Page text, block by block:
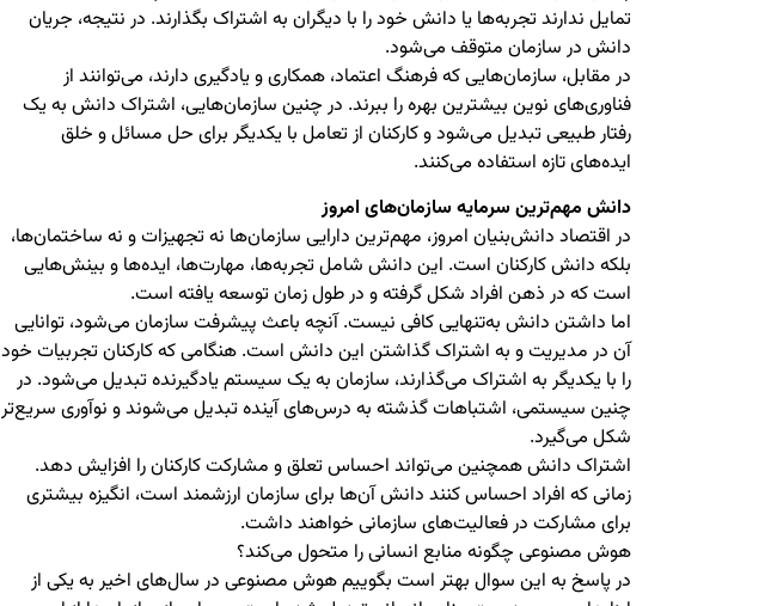
تمایل ندارند تجربه‌ها یا دانش خود را با دیگران به اشتراک بگذارند. در نتیجه، جریان
دانش در سازمان متوقف می‌شود.
در مقابل، سازمان‌هایی که فرهنگ اعتماد، همکاری و یادگیری دارند، می‌توانند از
فناوری‌های نوین بیشترین بهره را ببرند. در چنین سازمان‌هایی، اشتراک دانش به یک
رفتار طبیعی تبدیل می‌شود و کارکنان از تعامل با یکدیگر برای حل مسائل و خلق
ایده‌های تازه استفاده می‌کنند.
دانش مهم‌ترین سرمایه سازمان‌های امروز
در اقتصاد دانش‌بنیان امروز، مهم‌ترین دارایی سازمان‌ها نه تجهیزات و نه ساختمان‌ها،
بلکه دانش کارکنان است. این دانش شامل تجربه‌ها، مهارت‌ها، ایده‌ها و بینش‌هایی
است که در ذهن افراد شکل گرفته و در طول زمان توسعه یافته است.
اما داشتن دانش به‌تنهایی کافی نیست. آنچه باعث پیشرفت سازمان می‌شود، توانایی
آن در مدیریت و به اشتراک گذاشتن این دانش است. هنگامی که کارکنان تجربیات خود
را با یکدیگر به اشتراک می‌گذارند، سازمان به یک سیستم یادگیرنده تبدیل می‌شود. در
چنین سیستمی، اشتباهات گذشته به درس‌های آینده تبدیل می‌شوند و نوآوری سریع‌تر
شکل می‌گیرد.
اشتراک دانش همچنین می‌تواند احساس تعلق و مشارکت کارکنان را افزایش دهد.
زمانی که افراد احساس کنند دانش آن‌ها برای سازمان ارزشمند است، انگیزه بیشتری
برای مشارکت در فعالیت‌های سازمانی خواهند داشت.
هوش مصنوعی چگونه منابع انسانی را متحول می‌کند؟
در پاسخ به این سوال بهتر است بگوییم هوش مصنوعی در سال‌های اخیر به یکی از